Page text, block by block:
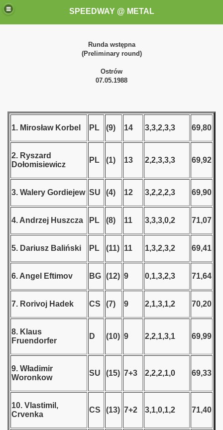
SPEEDWAY @ METAL
Runda wstępna
(Preliminary round)
Ostrów
07.05.1988
1. Mirosław Korbel PL (9) 14 3,3,2,3,3 69,80
2. Ryszard
Dołomisiewicz
PL (1) 13 2,2,3,3,3 69,92
3. Walery Gordiejew SU (4) 12 3,2,2,2,3 69,90
4. Andrzej Huszcza PL (8) 11 3,3,3,0,2 71,07
5. Dariusz Baliński PL (11) 11 1,3,2,3,2 69,41
6. Angel Eftimov BG (12) 9 0,1,3,2,3 71,64
7. Rorivoj Hadek CS (7) 9 2,1,3,1,2 70,20
8. Klaus
Fruendorfer
D (10) 9 2,2,1,3,1 69,99
9. Władimir
Woronkow
SU (15) 7+3 2,2,2,1,0 69,33
10. Vlastimil,
Crvenka
CS (13) 7+2 3,1,0,1,2 71,40
these speedway programms)
Świata (World Speedway Championship)
1946
- 1952
- 1953